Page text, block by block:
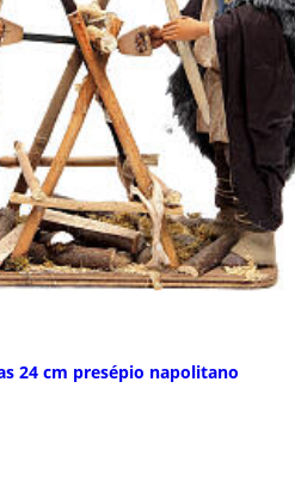
24 cm presépio napolitano